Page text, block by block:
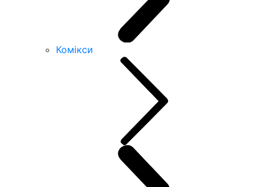
Комікси